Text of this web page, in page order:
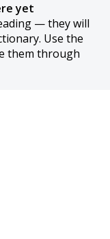
yet
— they will
Use the
them through